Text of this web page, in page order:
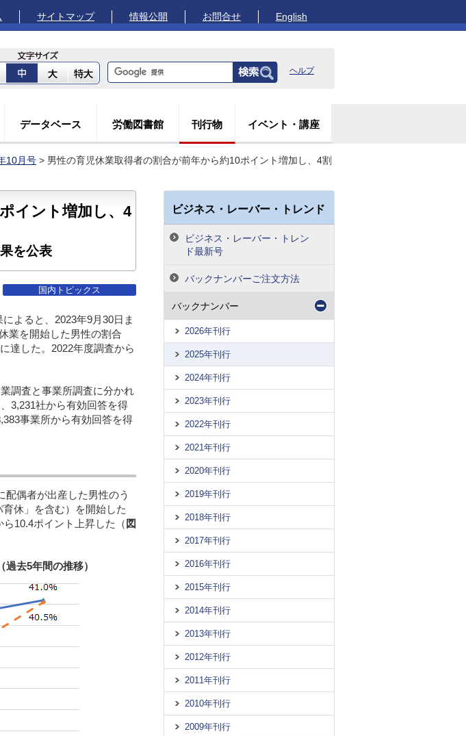
サイトマップ 情報公開 お問合せ English
ヘルプ
データベース 労働図書館 刊行物 イベント・講座
10月号 > 男性の育児休業取得者の割合が前年から約10ポイント増加し、4割
イント増加し、4
を公表
国内トピックス
よると、2023年9月30日ま
業を開始した男性の割合
達した。2022年度調査から
調査と事業所調査に分かれ
3,231社から有効回答を得
事業所から有効回答を得
配偶者が出産した男性のう
休」を含む）を開始した
10.4ポイント上昇した（ 図
去5年間の推移）
ビジネス・レーバー・トレンド
ビジネス・レーバー・トレン
ド最新号
バックナンバーご注文方法
バックナンバー
2026年刊行
2025年刊行
2024年刊行
2023年刊行
2022年刊行
2021年刊行
2020年刊行
2019年刊行
2018年刊行
2017年刊行
2016年刊行
2015年刊行
2014年刊行
2013年刊行
2012年刊行
2011年刊行
2010年刊行
2009年刊行